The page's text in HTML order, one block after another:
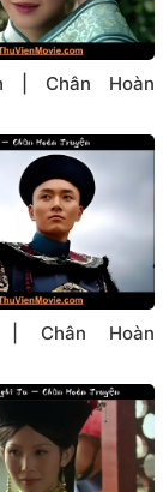
| Chân Hoàn
| Chân Hoàn